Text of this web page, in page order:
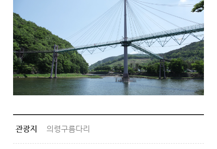
관광지 의령구름다리